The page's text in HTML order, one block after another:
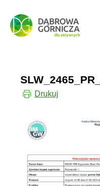
PRZEJDŹ DO MENU
PRZEJDŹ DO
Drukuj